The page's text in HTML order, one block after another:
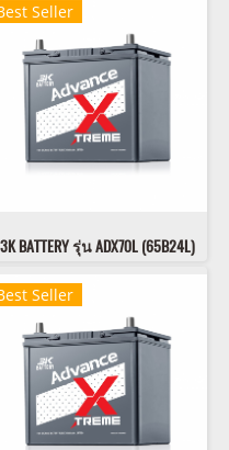
Seller
3K BATTERY รุ่น ADX70L (65B24L)
Seller